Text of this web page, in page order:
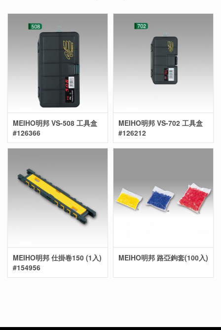
MEIHO明邦 VS-508 工具盒
#126366
MEIHO明邦 VS-702 工具盒
#126212
MEIHO明邦 仕掛卷150 (1入)
#154956
MEIHO明邦 路亞鉤套(100入)